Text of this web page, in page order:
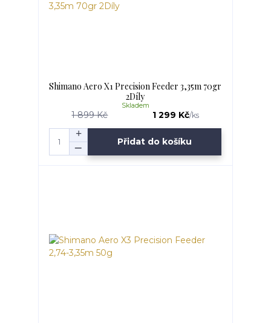
Shimano Aero X1 Precision Feeder 3,35m 70gr
2Díly
1 899 Kč 1 299 Kč/ks
Skladem
Přidat do košíku